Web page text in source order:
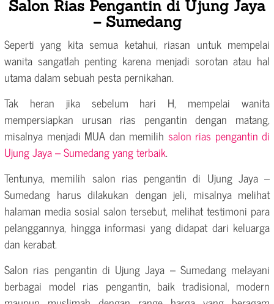
Salon Rias Pengantin di Ujung Jaya
– Sumedang
Seperti yang kita semua ketahui, riasan untuk mempelai
wanita sangatlah penting karena menjadi sorotan atau hal
utama dalam sebuah pesta pernikahan.
Tak heran jika sebelum hari H, mempelai wanita
mempersiapkan urusan rias pengantin dengan matang,
misalnya menjadi MUA dan memilih salon rias pengantin di
Ujung Jaya – Sumedang yang terbaik.
Tentunya, memilih salon rias pengantin di Ujung Jaya –
Sumedang harus dilakukan dengan jeli, misalnya melihat
halaman media sosial salon tersebut, melihat testimoni para
pelanggannya, hingga informasi yang didapat dari keluarga
dan kerabat.
Salon rias pengantin di Ujung Jaya – Sumedang melayani
berbagai model rias pengantin, baik tradisional, modern